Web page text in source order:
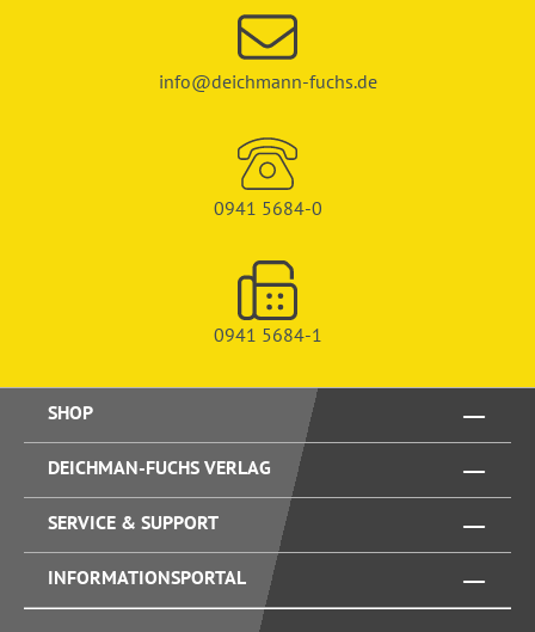
info@deichmann-fuchs.de
0941 5684-0
0941 5684-1
SHOP
DEICHMAN-FUCHS VERLAG
SERVICE & SUPPORT
INFORMATIONSPORTAL